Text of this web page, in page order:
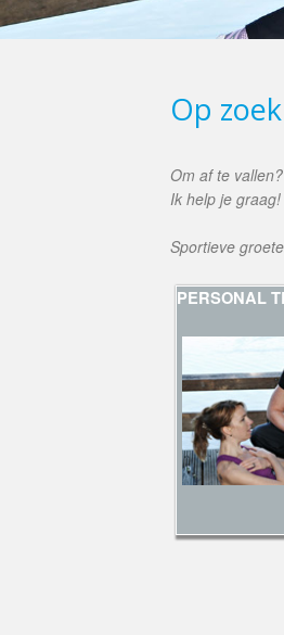
Op
Om af te
Ik help je
Sportieve
PERSONAL